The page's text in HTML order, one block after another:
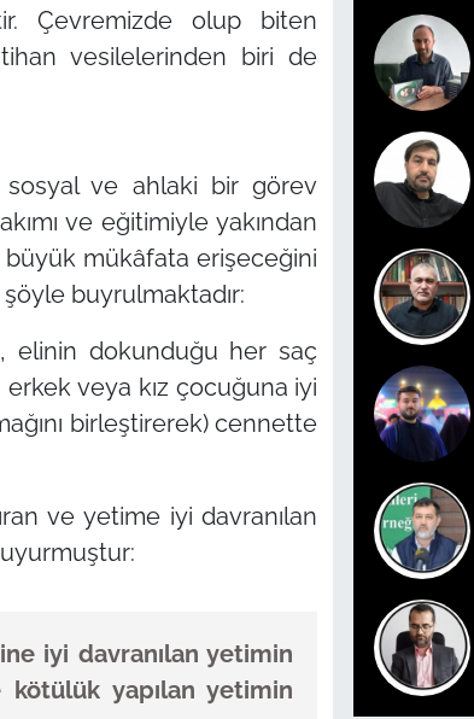
Çevremizde olup biten
vesilelerinden biri de
sosyal ve ahlaki bir görev
ve eğitimiyle yakından
büyük mükâfata erişeceğini
buyrulmaktadır:
elinin dokunduğu her saç
erkek veya kız çocuğuna iyi
birleştirerek) cennette
ve yetime iyi davranılan
iyi davranılan yetimin
yapılan yetimin